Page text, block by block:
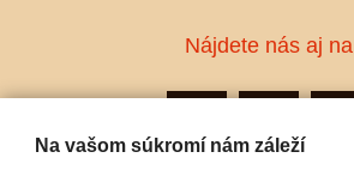
Na vašom súkromí nám záleží
Nájdete nás aj na